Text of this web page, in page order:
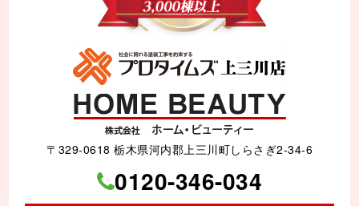
〒329-0618 栃木県河内郡上三川町しらさぎ2-34-6
0120-346-034